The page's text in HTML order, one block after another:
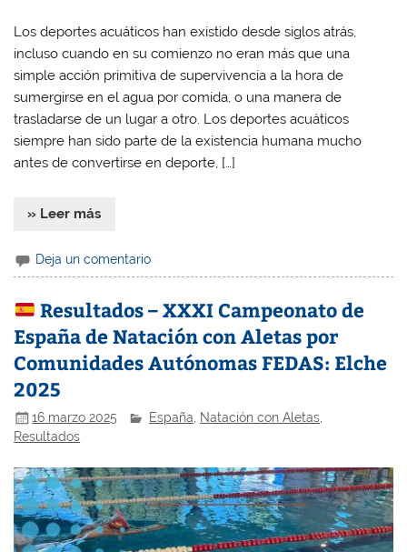
Los deportes acuáticos han existido desde siglos atrás,
incluso cuando en su comienzo no eran más que una
simple acción primitiva de supervivencia a la hora de
sumergirse en el agua por comida, o una manera de
trasladarse de un lugar a otro. Los deportes acuáticos
siempre han sido parte de la existencia humana mucho
antes de convertirse en deporte, […]
» Leer más
Deja un comentario
Resultados – XXXI Campeonato de
España de Natación con Aletas por
Comunidades Autónomas FEDAS: Elche
2025
16 marzo 2025 España Natación con Aletas
Resultados